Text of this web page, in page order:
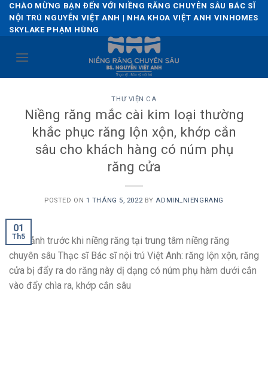
Skip
content
CHÀO MỪNG BẠN ĐẾN VỚI NIỀNG RĂNG CHUYÊN SÂU BÁC SĨ
NỘI TRÚ NGUYỄN VIỆT ANH | NHA KHOA VIỆT ANH VINHOMES
SKYLAKE PHẠM HÙNG
THƯ VIỆN CA
Niềng răng mắc cài kim loại thường
khắc phục răng lộn xộn, khớp cắn
sâu cho khách hàng có núm phụ
răng cửa
POSTED ON 1 THÁNG 5, 2022 BY ADMIN_NIENGRANG
01
Th5
Hình ảnh trước khi niềng răng tại trung tâm niềng răng
chuyên sâu Thạc sĩ Bác sĩ nội trú Việt Anh: răng lộn xộn, răng
cửa bị đẩy ra do răng này dị dạng có núm phụ hàm dưới cắn
vào đẩy chìa ra, khớp cắn sâu